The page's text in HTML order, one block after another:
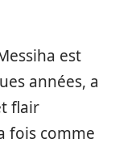
est
années, a
flair
fois comme